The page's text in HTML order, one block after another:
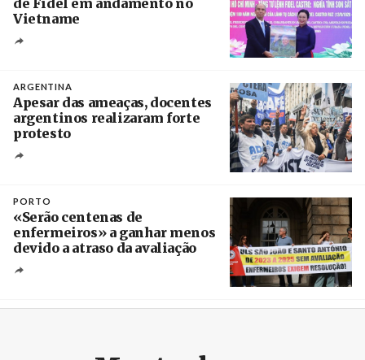
de Fidel em andamento no
Vietname
ARGENTINA
Apesar das ameaças, docentes
argentinos realizaram forte
protesto
PORTO
«Serão centenas de
enfermeiros» a ganhar menos
devido a atraso da avaliação